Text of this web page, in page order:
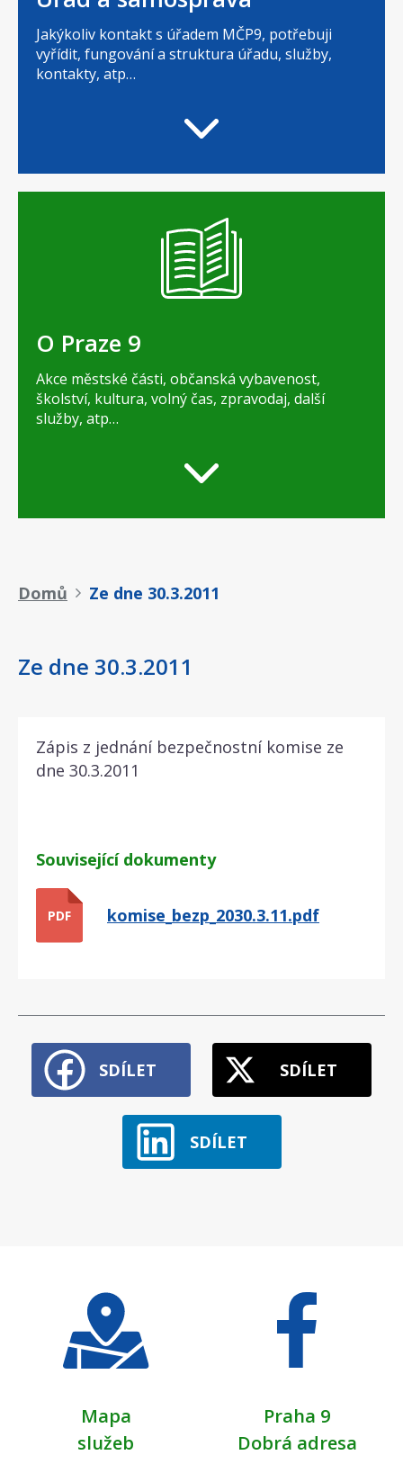
Jakýkoliv kontakt s úřadem MČP9, potřebuji
vyřídit, fungování a struktura úřadu, služby,
kontakty, atp…
O Praze 9
Akce městské části, občanská vybavenost,
školství, kultura, volný čas, zpravodaj, další
služby, atp…
Drobečková
Domů Ze dne 30.3.2011
Ze dne 30.3.2011
Zápis z jednání bezpečnostní komise ze
dne 30.3.2011
Související dokumenty
PDF komise_bezp_2030.3.11.pdf
SDÍLET SDÍLET
SDÍLET
Mapa
služeb
Praha 9
Dobrá adresa